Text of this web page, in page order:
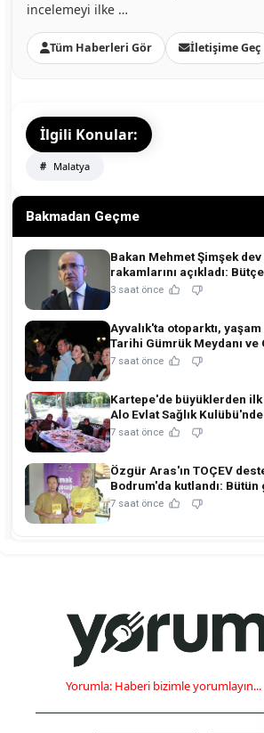
incelemeyi ilke …
Tüm Haberleri Gör İletişime Geç
İlgili Konular:
Malatya
Bakmadan Geçme
Bakan Mehmet Şimşek
rakamlarını açıkladı:
rezervlerde kritik tablo!
3 saat önce
Ayvalık'ta otoparktı,
Tarihi Gümrük Meydanı ve
açıldı!
7 saat önce
Kartepe'de büyüklerden
Alo Evlat Sağlık
7 saat önce
Özgür Aras'ın TOÇEV
Bodrum'da kutlandı:
eğitimine!
7 saat önce
Yorumla: Haberi bizimle yorumlayın...